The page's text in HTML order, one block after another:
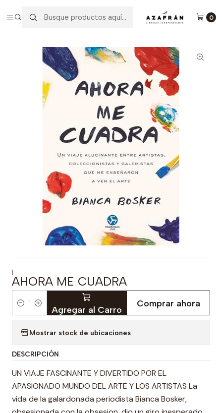
0
Arte Y Diseño
Ahora Me Cuadra
|
AHORA ME CUADRA
Cantidad Agregar al Carro
Comprar ahora
Mostrar stock de ubicaciones
DESCRIPCIÓN
UN VIAJE FASCINANTE Y DIVERTIDO POR EL
APASIONADO MUNDO DEL ARTE Y LOS ARTISTAS La
vida de la galardonada periodista Bianca Bosker,